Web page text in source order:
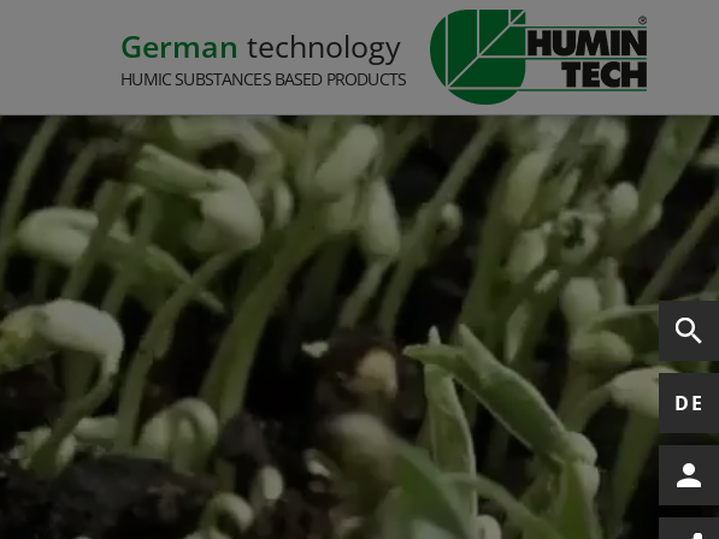
German technology
HUMIC SUBSTANCES BASED PRODUCTS
DE